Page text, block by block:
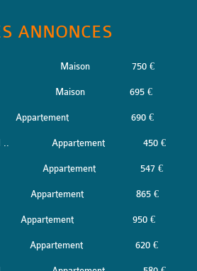
ANNONCES
Maison 750 €
Maison 695 €
Appartement 690 €
.. Appartement 450 €
Appartement 547 €
Appartement 865 €
Appartement 950 €
Appartement 620 €